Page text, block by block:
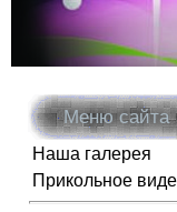
Меню сайта
Наша галерея
Прикольное